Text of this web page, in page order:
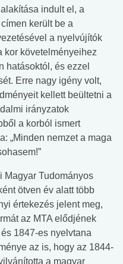
indult el, a
került be a
a nyelvújítók
kor követelményeihez
hatásoktól, és ezzel
Erre nagy igény volt,
kellett beültetni a
irányzatok
a korból ismert
„Minden nemzet a maga
Magyar Tudományos
ötven év alatt több
értekezés jelent meg,
az MTA elődjének
1847-es nyelvtana
az is, hogy az 1844-
a magyar